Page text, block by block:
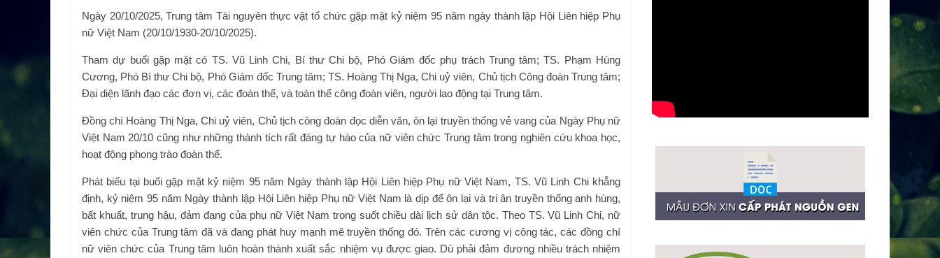
Ngày 20/10/2025, Trung tâm Tài nguyên thực vật tổ chức gặp mặt kỷ niệm 95 năm ngày thành lập Hội Liên hiệp Phụ
nữ Việt Nam (20/10/1930-20/10/2025).
Tham dự buổi gặp mặt có TS. Vũ Linh Chi, Bí thư Chi bộ, Phó Giám đốc phụ trách Trung tâm; TS. Phạm Hùng
Cương, Phó Bí thư Chi bộ, Phó Giám đốc Trung tâm; TS. Hoàng Thị Nga, Chi uỷ viên, Chủ tịch Công đoàn Trung tâm;
Đại diện lãnh đạo các đơn vị, các đoàn thể, và toàn thể công đoàn viên, người lao động tại Trung tâm.
Đồng chí Hoàng Thị Nga, Chi uỷ viên, Chủ tịch công đoàn đọc diễn văn, ôn lại truyền thống vẻ vang của Ngày Phụ nữ
Việt Nam 20/10 cũng như những thành tích rất đáng tự hào của nữ viên chức Trung tâm trong nghiên cứu khoa học,
hoạt động phong trào đoàn thể.
Phát biểu tại buổi gặp mặt kỷ niệm 95 năm Ngày thành lập Hội Liên hiệp Phụ nữ Việt Nam, TS. Vũ Linh Chi khẳng
định, kỷ niệm 95 năm Ngày thành lập Hội Liên hiệp Phụ nữ Việt Nam là dịp để ôn lại và tri ân truyền thống anh hùng,
bất khuất, trung hậu, đảm đang của phụ nữ Việt Nam trong suốt chiều dài lịch sử dân tộc. Theo TS. Vũ Linh Chi, nữ
viên chức của Trung tâm đã và đang phát huy mạnh mẽ truyền thống đó. Trên các cương vị công tác, các đồng chí
nữ viên chức của Trung tâm luôn hoàn thành xuất sắc nhiệm vụ được giao. Dù phải đảm đương nhiều trách nhiệm